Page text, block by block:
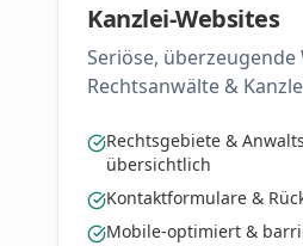
Kanzlei-Websites
Seriöse,
Rechtsanwälte &
Rechtsgebiete &
übersichtlich
Kontaktformulare &
Mobile-optimiert &